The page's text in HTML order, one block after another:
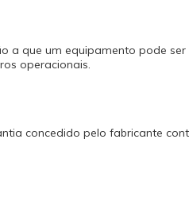
a que um equipamento pode
operacionais.
concedido pelo fabricante